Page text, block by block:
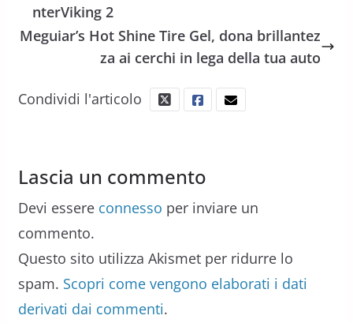
nterViking 2
Meguiar’s Hot Shine Tire Gel, dona brillantez
za ai cerchi in lega della tua auto
Condividi l'articolo
Lascia un commento
Devi essere connesso per inviare un
commento.
Questo sito utilizza Akismet per ridurre lo
spam. Scopri come vengono elaborati i dati
derivati dai commenti.